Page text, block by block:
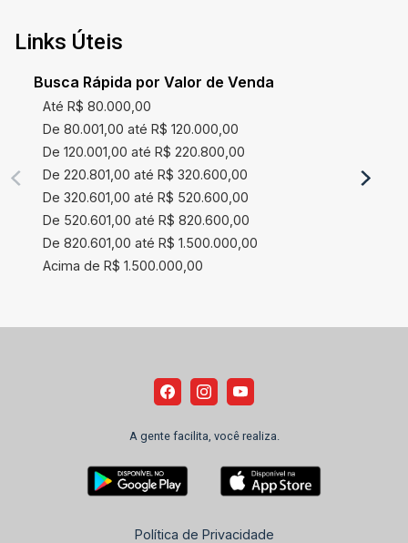
Links Úteis
Busca Rápida por Valor de Venda
Até R$ 80.000,00
De 80.001,00 até R$ 120.000,00
De 120.001,00 até R$ 220.800,00
De 220.801,00 até R$ 320.600,00
De 320.601,00 até R$ 520.600,00
De 520.601,00 até R$ 820.600,00
De 820.601,00 até R$ 1.500.000,00
Acima de R$ 1.500.000,00
A gente facilita, você realiza.
Política de Privacidade